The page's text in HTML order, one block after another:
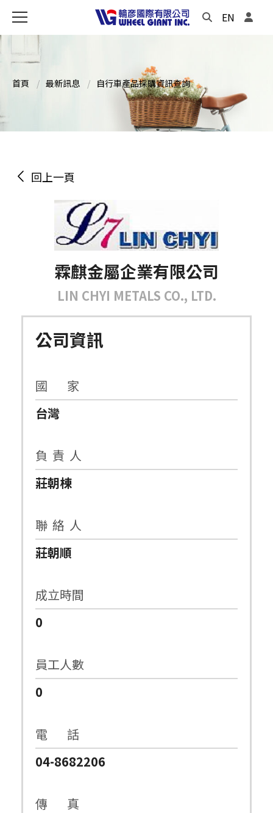
EN
首頁 最新訊息 自行車產品採購資訊查詢
回上一頁
霖麒金屬企業有限公司
LIN CHYI METALS CO., LTD.
公司資訊
國 家
台灣
負 責 人
莊朝棟
聯 絡 人
莊朝順
成立時間
0
員工人數
0
電 話
04-8682206
傳 真